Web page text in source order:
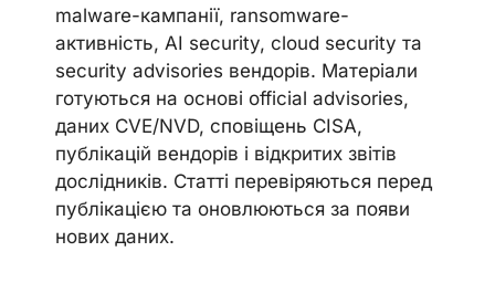
malware-кампанії, ransomware-
активність, AI security, cloud security та
security advisories вендорів. Матеріали
готуються на основі official advisories,
даних CVE/NVD, сповіщень CISA,
публікацій вендорів і відкритих звітів
дослідників. Статті перевіряються перед
публікацією та оновлюються за появи
нових даних.